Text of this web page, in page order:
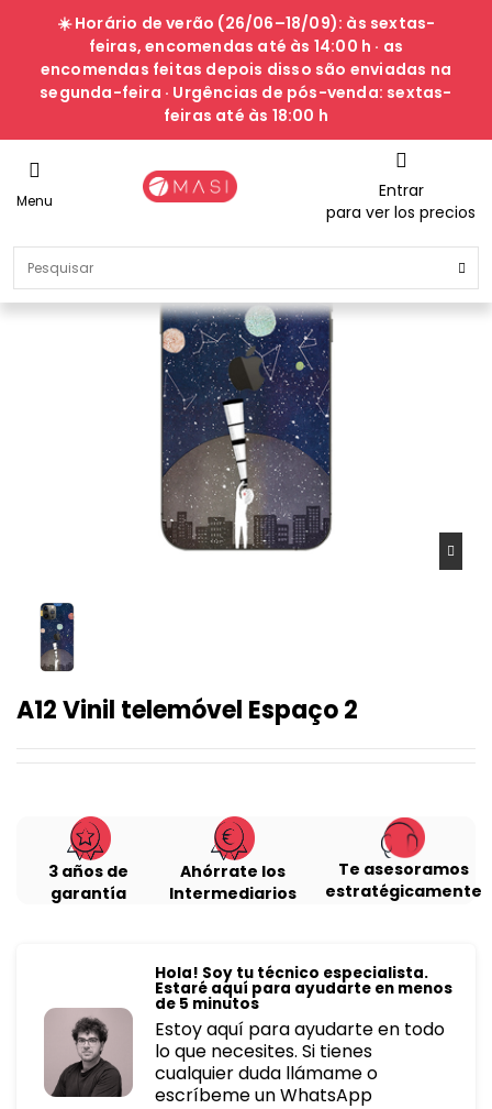
☀️ Horário de verão (26/06–18/09): às sextas-
feiras, encomendas até às 14:00 h · as
encomendas feitas depois disso são enviadas na
segunda-feira · Urgências de pós-venda: sextas-
feiras até às 18:00 h
Menu
Entrar
para ver los precios
A12 Vinil telemóvel Espaço 2
3 años de
garantía
Ahórrate los
Intermediarios
Te asesoramos
estratégicamente
Hola! Soy tu técnico especialista.
Estaré aquí para ayudarte en menos
de 5 minutos
Estoy aquí para ayudarte en todo
lo que necesites. Si tienes
cualquier duda llámame o
escríbeme un WhatsApp